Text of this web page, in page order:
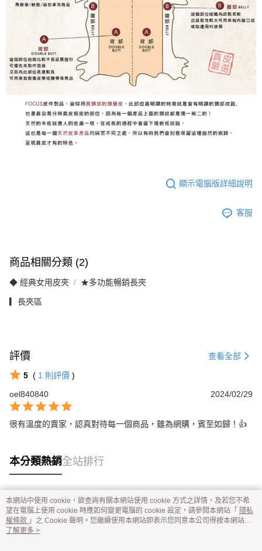
顯示電腦版詳細說明
客服
商品相關分類 (2)
◆ 經典女用皮夾 ★多功能暢銷長夾
▎長夾區
評價 查看全部
5 ( 1 則評價 )
oel840840
2024/02/29
很有溫度的賣家，認真對待每一個商品，雖為網購，賓至如歸！👍
本分類熱銷全站排行
熱門標籤
本網站中使用 cookie，欲查詢有關本網站使用 cookie 方式之詳情，及若您不希
望在電腦上使用 cookie 時應如何變更電腦的 cookie 設定，請參閱本網站「 隱私
權條款 」之 Cookie 聲明。您繼續使用本網站即表示您同意本公司得按本網站使
用條款之 Cookie 聲明使用 cookie。
了解更多 >